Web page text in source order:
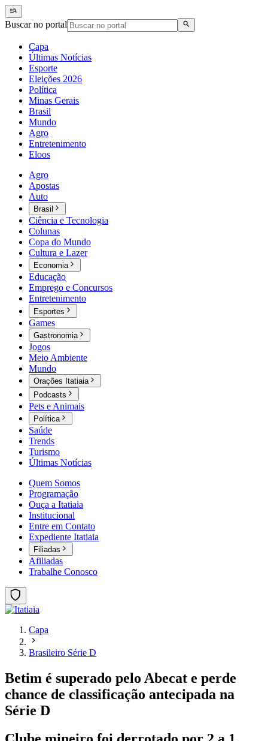
Buscar no portal
Capa
Últimas Notícias
Esporte
Eleições 2026
Política
Minas Gerais
Brasil
Mundo
Agro
Entretenimento
Eloos
Agro
Apostas
Auto
Brasil
Ciência e Tecnologia
Colunas
Copa do Mundo
Cultura e Lazer
Economia
Educação
Emprego e Concursos
Entretenimento
Esportes
Games
Gastronomia
Jogos
Meio Ambiente
Mundo
Orações Itatiaia
Podcasts
Pets e Animais
Política
Saúde
Trends
Turismo
Últimas Notícias
Quem Somos
Programação
Ouça a Itatiaia
Institucional
Entre em Contato
Expediente Itatiaia
Filiadas
Afiliadas
Trabalhe Conosco
Capa
Brasileiro Série D
Betim é superado pelo Abecat e perde
chance de classificação antecipada na
Série D